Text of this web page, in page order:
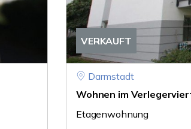
VERKAUFT
Darmstadt
Wohnen im
Etagenwohnung